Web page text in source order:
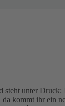
steht unter Druck:
da kommt ihr ein